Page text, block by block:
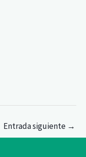
Entrada siguiente →